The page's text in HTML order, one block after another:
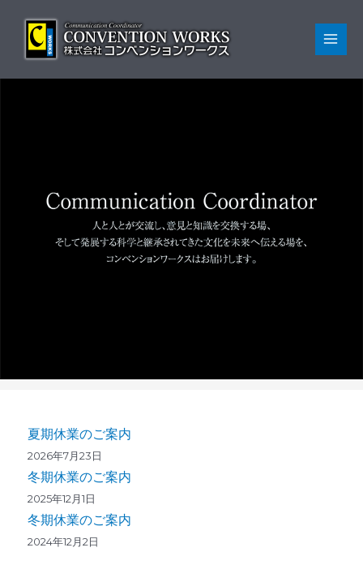
夏期休業のご案内
2026年7月23日
冬期休業のご案内
2025年12月1日
冬期休業のご案内
2024年12月2日